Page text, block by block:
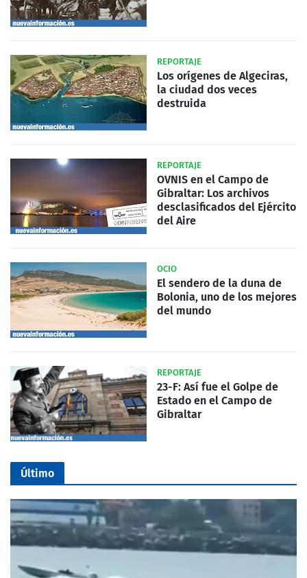
REPORTAJE
Los orígenes de Algeciras,
la ciudad dos veces
destruida
REPORTAJE
OVNIS en el Campo de
Gibraltar: Los archivos
desclasificados del Ejército
del Aire
OCIO
El sendero de la duna de
Bolonia, uno de los mejores
del mundo
REPORTAJE
23-F: Así fue el Golpe de
Estado en el Campo de
Gibraltar
Último